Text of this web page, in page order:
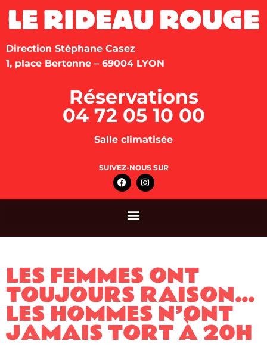
Direction Stéphane Casez
1, place Bertonne – 69004 LYON
Réservations
04 72 05 10 00
Salle climatisée
SUIVEZ-NOUS SUR
LES FEMMES ONT
TOUJOURS RAISON…
LES HOMMES N’ONT
JAMAIS TORT À 20H